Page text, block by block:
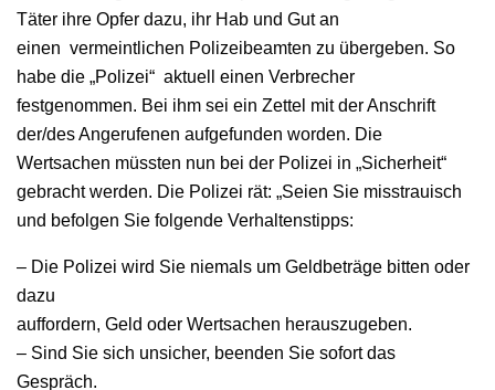
Täter ihre Opfer dazu, ihr Hab und Gut an
einen vermeintlichen Polizeibeamten zu übergeben. So
habe die „Polizei“ aktuell einen Verbrecher
festgenommen. Bei ihm sei ein Zettel mit der Anschrift
der/des Angerufenen aufgefunden worden. Die
Wertsachen müssten nun bei der Polizei in „Sicherheit“
gebracht werden. Die Polizei rät: „Seien Sie misstrauisch
und befolgen Sie folgende Verhaltenstipps:
– Die Polizei wird Sie niemals um Geldbeträge bitten oder
dazu
auffordern, Geld oder Wertsachen herauszugeben.
– Sind Sie sich unsicher, beenden Sie sofort das
Gespräch.